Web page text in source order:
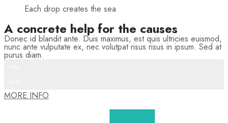
Each drop creates the sea
A concrete help for the causes
Donec id blandit ante. Duis maximus, est quis ultricies euismod,
nunc ante vulputate ex, nec volutpat risus risus in ipsum. Sed at
purus diam.
MORE INFO